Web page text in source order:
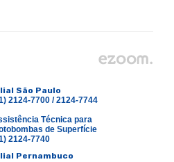
São Paulo
2124-7700 / 2124-7744
Técnica para
de Superfície
2124-7740
Pernambuco